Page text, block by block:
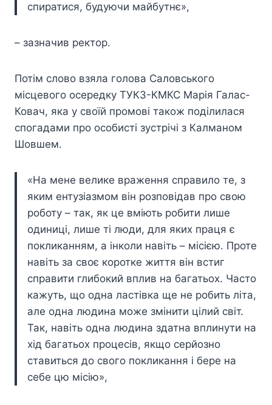
спиратися, будуючи майбутнє»,
– зазначив ректор.
Потім слово взяла голова Саловського
місцевого осередку ТУКЗ-КМКС Марія Галас-
Ковач, яка у своїй промові також поділилася
спогадами про особисті зустрічі з Калманом
Шовшем.
«На мене велике враження справило те, з
яким ентузіазмом він розповідав про свою
роботу – так, як це вміють робити лише
одиниці, лише ті люди, для яких праця є
покликанням, а інколи навіть – місією. Проте
навіть за своє коротке життя він встиг
справити глибокий вплив на багатьох. Часто
кажуть, що одна ластівка ще не робить літа,
але одна людина може змінити цілий світ.
Так, навіть одна людина здатна вплинути на
хід багатьох процесів, якщо серйозно
ставиться до свого покликання і бере на
себе цю місію»,